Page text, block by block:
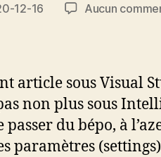
12-16 Aucun
article sous Visual
non plus sous
du bépo, à
paramètres